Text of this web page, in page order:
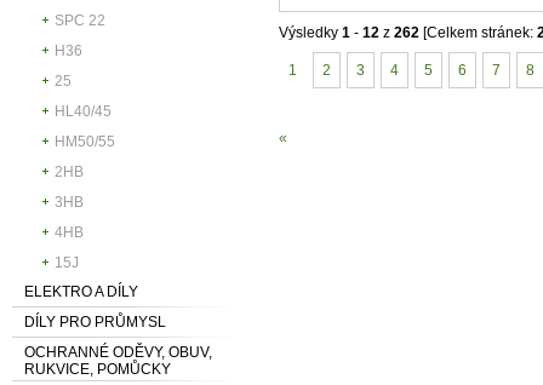
SPC 22
H36
25
HL40/45
HM50/55
2HB
3HB
4HB
15J
ELEKTRO A DÍLY
DÍLY PRO PRŮMYSL
OCHRANNÉ ODĚVY, OBUV,
RUKVICE, POMŮCKY
Výsledky 1 - 12 z 262 [Celkem stránek:
1 2 3 4 5 6 7 8
«